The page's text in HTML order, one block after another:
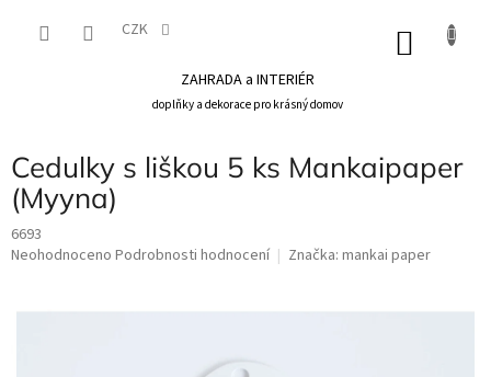
CZK
ZAHRADA a INTERIÉR
doplňky a dekorace pro krásný domov
Cedulky s liškou 5 ks Mankaipaper
(Myyna)
6693
Průměrné
je
Neohodnoceno Podrobnosti hodnocení Značka: mankai paper